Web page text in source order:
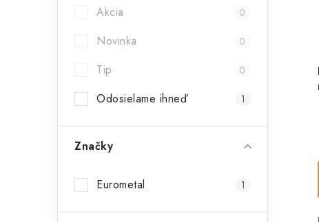
Akcia 0
Novinka 0
Tip 0
Odosielame ihneď 1
Značky
Eurometal 1